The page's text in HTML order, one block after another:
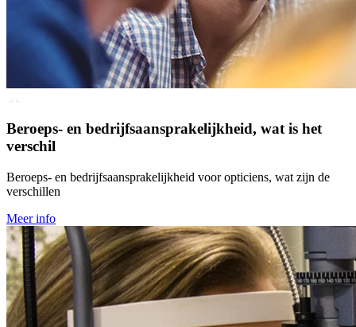
Beroeps- en bedrijfsaansprakelijkheid, wat is het
verschil
Beroeps- en bedrijfsaansprakelijkheid voor opticiens, wat zijn de
verschillen
Meer info